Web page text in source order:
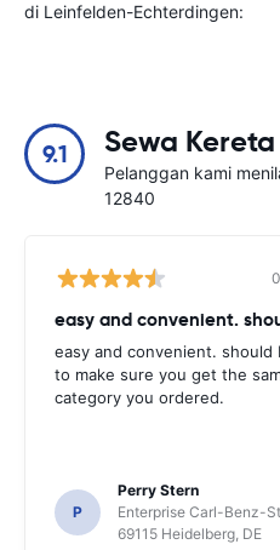
di Leinfelden-Echterdingen:
9.1 Sewa
Pelanggan kami
12840
easy and convenient.
easy and convenient. should
to make sure you get the
category you ordered.
P
Perry Stern
Enterprise Carl-Benz-
69115 Heidelberg, DE